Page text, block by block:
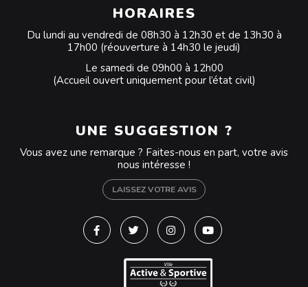
HORAIRES
Du lundi au vendredi de 08h30 à 12h30 et de 13h30 à
17h00 (réouverture à 14h30 le jeudi)
Le samedi de 09h00 à 12h00
(Accueil ouvert uniquement pour l’état civil)
UNE SUGGESTION ?
Vous avez une remarque ? Faites-nous en part, votre avis
nous intéresse !
LAISSEZ VOTRE AVIS
Lien vers le compte Facebook
Lien vers le compte Twitter
Lien vers le compte
Lien vers la chaîne